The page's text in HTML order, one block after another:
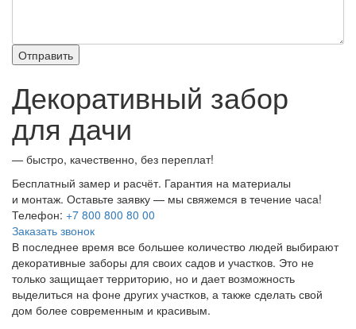
Декоративный забор
для дачи
— быстро, качественно, без переплат!
Бесплатный замер и расчёт. Гарантия на материалы
и монтаж. Оставьте заявку — мы свяжемся в течение часа!
Телефон: +7 800 800 80 00
Заказать звонок
В последнее время все большее количество людей выбирают
декоративные заборы для своих садов и участков. Это не
только защищает территорию, но и дает возможность
выделиться на фоне других участков, а также сделать свой
дом более современным и красивым.